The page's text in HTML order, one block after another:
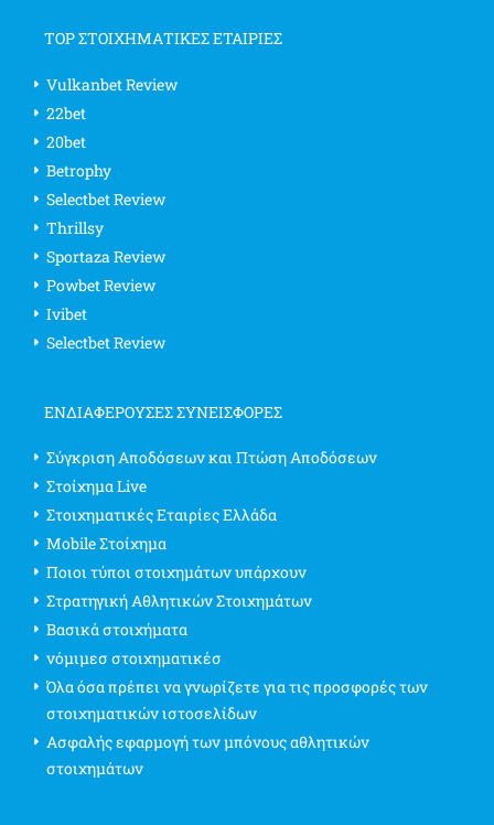
TOP ΣΤΟΙΧΗΜΑΤΙΚΕΣ ΕΤΑΙΡΙΕΣ
Vulkanbet Review
22bet
20bet
Betrophy
Selectbet Review
Thrillsy
Sportaza Review
Powbet Review
Ivibet
Selectbet Review
ΕΝΔΙΑΦΈΡΟΥΣΕΣ ΣΥΝΕΙΣΦΟΡΈΣ
Σύγκριση Αποδόσεων και Πτώση Αποδόσεων
Στοίχημα Live
Στοιχηματικές Εταιρίες Ελλάδα
Mobile Στοίχημα
Ποιοι τύποι στοιχημάτων υπάρχουν
Στρατηγική Αθλητικών Στοιχημάτων
Βασικά στοιχήματα
νόμιμεσ στοιχηματικέσ
Όλα όσα πρέπει να γνωρίζετε για τις προσφορές των
στοιχηματικών ιστοσελίδων
Ασφαλής εφαρμογή των μπόνους αθλητικών
στοιχημάτων